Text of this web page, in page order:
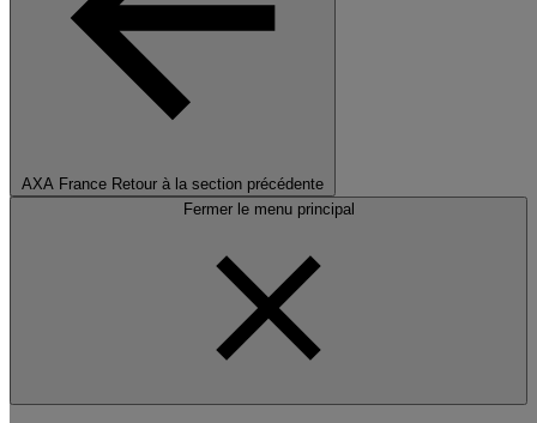
AXA France Retour à la section précédente
Fermer le menu principal